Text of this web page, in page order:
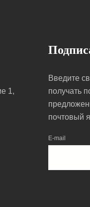
1,
Введите
получать
почтовый
E-mail